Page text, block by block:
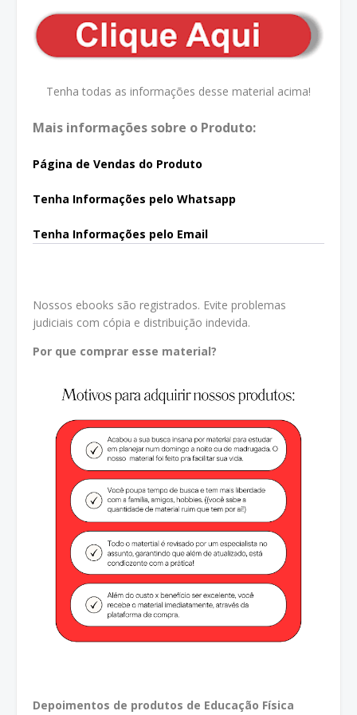
Tenha todas as informações desse material acima!
Mais informações sobre o Produto:
Página de Vendas do Produto
Tenha Informações pelo Whatsapp
Tenha Informações pelo Email
Nossos ebooks são registrados. Evite problemas
judiciais com cópia e distribuição indevida.
Por que comprar esse material?
Depoimentos de produtos de Educação Física